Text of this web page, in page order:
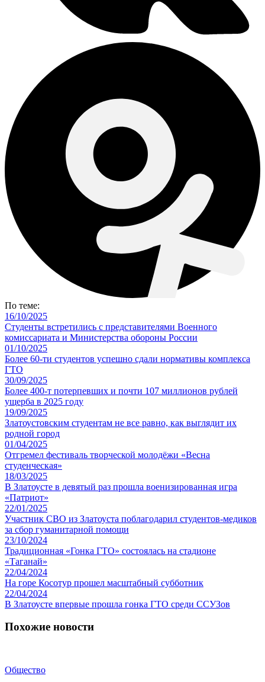
По теме:
16/10/2025
Студенты встретились с представителями Военного
комиссариата и Министерства обороны России
01/10/2025
Более 60-ти студентов успешно сдали нормативы комплекса
ГТО
30/09/2025
Более 400-т потерпевших и почти 107 миллионов рублей
ущерба в 2025 году
19/09/2025
Златоустовским студентам не все равно, как выглядит их
родной город
01/04/2025
Отгремел фестиваль творческой молодёжи «Весна
студенческая»
18/03/2025
В Златоусте в девятый раз прошла военизированная игра
«Патриот»
22/01/2025
Участник СВО из Златоуста поблагодарил студентов-медиков
за сбор гуманитарной помощи
23/10/2024
Традиционная «Гонка ГТО» состоялась на стадионе
«Таганай»
22/04/2024
На горе Косотур прошел масштабный субботник
22/04/2024
В Златоусте впервые прошла гонка ГТО среди ССУЗов
Похожие новости
Общество